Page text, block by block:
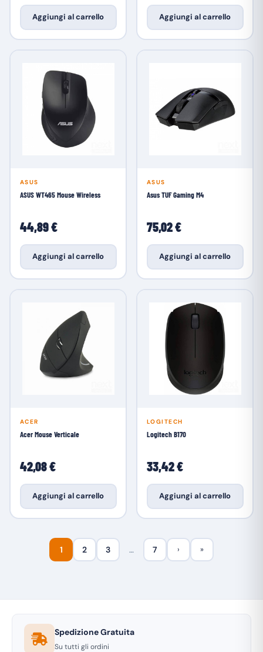
Aggiungi al carrello Aggiungi al carrello
ASUS
ASUS WT465 Mouse Wireless
44,89 €
Aggiungi al carrello
ASUS
Asus TUF Gaming M4
75,02 €
Aggiungi al carrello
ACER
Acer Mouse Verticale
42,08 €
Aggiungi al carrello
LOGITECH
Logitech B170
33,42 €
Aggiungi al carrello
1 2 3 … 7 › »
Spedizione Gratuita
Su tutti gli ordini